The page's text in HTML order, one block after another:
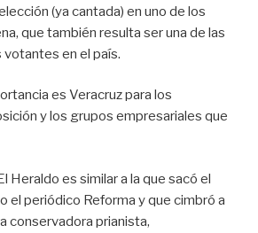
(ya cantada) en uno de los
que también resulta ser una de las
en el país.
es Veracruz para los
y los grupos empresariales que
Heraldo es similar a la que sacó el
el periódico Reforma y que cimbró a
conservadora prianista,